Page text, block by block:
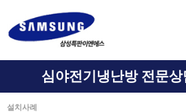
심야전기냉난방 전문상
설치사례